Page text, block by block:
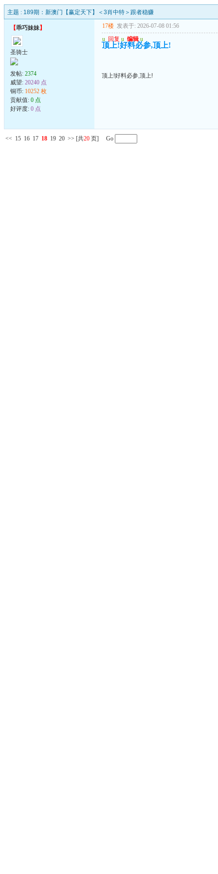
主题 : 189期：新澳门【赢定天下】＜3肖中特＞跟者稳赚
【乖巧妹妹】
圣骑士
发帖: 2374
威望: 20240 点
铜币: 10252 枚
贡献值: 0 点
好评度: 0 点
17楼 发表于: 2026-07-08 01:56
u 回复 u 编辑 u
顶上!好料必参,顶上!
顶上!好料必参,顶上!
<< 15 16 17 18 19 20 >> [共20 页] Go